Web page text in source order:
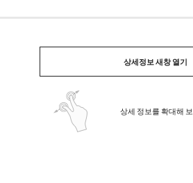
상세정보 새창 열기
상세 정보를 확대해